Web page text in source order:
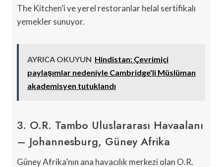
The Kitchen’i ve yerel restoranlar helal sertifikalı
yemekler sunuyor.
AYRICA OKUYUN Hindistan: Çevrimiçi
paylaşımlar nedeniyle Cambridge'li Müslüman
akademisyen tutuklandı
3. O.R. Tambo Uluslararası Havaalanı
– Johannesburg, Güney Afrika
Güney Afrika’nın ana havacılık merkezi olan O.R.